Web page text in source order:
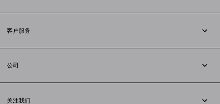
客户服务
配送方式
支付
常见问题解答
公司
关注我们